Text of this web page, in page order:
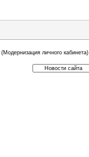
(Модернизация личного кабинета)